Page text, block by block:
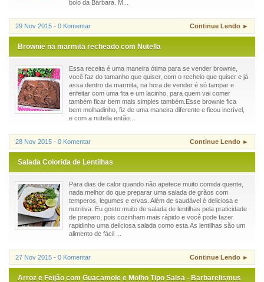
bolo da Bárbara. M...
29 Nov 2015 - 0 Komentar Continue Lendo ►
Brownie na marmita recheado com Nutella
Essa receita é uma maneira ótima para se vender brownie,
você faz do tamanho que quiser, com o recheio que quiser e já
assa dentro da marmita, na hora de vender é só tampar e
enfeitar com uma fita e um lacinho, para quem vai comer
também ficar bem mais simples também.Esse brownie fica
bem molhadinho, fiz de uma maneira diferente e ficou incrível,
e com a nutella então...
28 Nov 2015 - 0 Komentar Continue Lendo ►
Salada Colorida de Lentilhas
Para dias de calor quando não apetece muito comida quente,
nada melhor do que preparar uma salada de grãos com
temperos, legumes e ervas. Além de saudável é deliciosa e
nutritiva. Eu gosto muito de salada de lentilhas pela praticidade
de preparo, pois cozinham mais rápido e você pode fazer
rapidinho uma deliciosa salada como esta.As lentilhas são um
alimento de fácil ...
27 Nov 2015 - 0 Komentar Continue Lendo ►
Arroz e Feijão com Guacamole e Molho Tipo Salsa - Barbarelismus